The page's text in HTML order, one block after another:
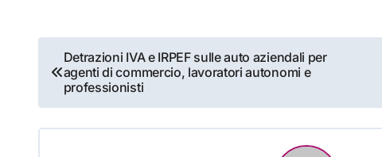
Navigazione
articoli
Detrazioni IVA e IRPEF sulle auto aziendali per
agenti di commercio, lavoratori autonomi e
professionisti